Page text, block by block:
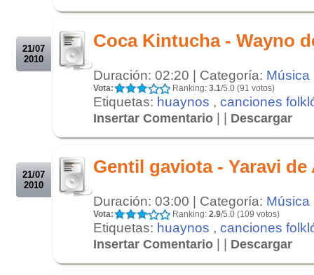
21/07
2010
Coca Kintucha - Wayno
Duración: 02:20 | Categoría: Música
Vota: Ranking: 3.1/5.0 (91 votos)
Etiquetas: huaynos , canciones
Insertar Comentario | | Descargar
21/07
2010
Gentil gaviota - Yaravi de
Duración: 03:00 | Categoría: Música
Vota: Ranking: 2.9/5.0 (109 votos)
Etiquetas: huaynos , canciones
Insertar Comentario | | Descargar